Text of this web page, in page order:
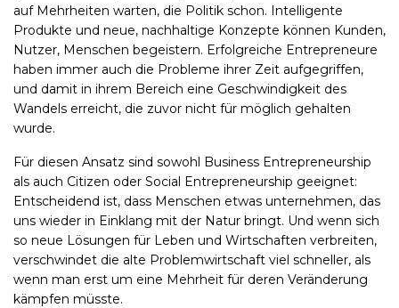
auf Mehrheiten warten, die Politik schon. Intelligente
Produkte und neue, nachhaltige Konzepte können Kunden,
Nutzer, Menschen begeistern. Erfolgreiche Entrepreneure
haben immer auch die Probleme ihrer Zeit aufgegriffen,
und damit in ihrem Bereich eine Geschwindigkeit des
Wandels erreicht, die zuvor nicht für möglich gehalten
wurde.
Für diesen Ansatz sind sowohl Business Entrepreneurship
als auch Citizen oder Social Entrepreneurship geeignet:
Entscheidend ist, dass Menschen etwas unternehmen, das
uns wieder in Einklang mit der Natur bringt. Und wenn sich
so neue Lösungen für Leben und Wirtschaften verbreiten,
verschwindet die alte Problemwirtschaft viel schneller, als
wenn man erst um eine Mehrheit für deren Veränderung
kämpfen müsste.